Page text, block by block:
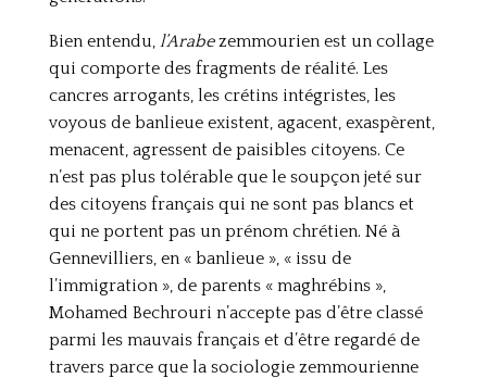
Bien entendu, l’Arabezemmourien est un collage
qui comporte des fragments de réalité. Les
cancres arrogants, les crétins intégristes, les
voyous de banlieue existent, agacent, exaspèrent,
menacent, agressent de paisibles citoyens. Ce
n’est pas plus tolérable que le soupçon jeté sur
des citoyens français qui ne sont pas blancs et
qui ne portent pas un prénom chrétien. Né à
Gennevilliers, en « banlieue », « issu de
l’immigration », de parents « maghrébins »,
Mohamed Bechrouri n’accepte pas d’être classé
parmi les mauvais français et d’être regardé de
travers parce que la sociologie zemmourienne